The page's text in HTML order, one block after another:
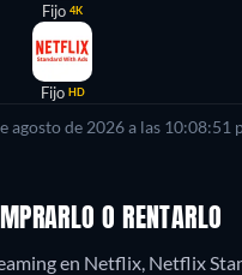
Fijo 4K
Fijo HD
agosto de 2026a las 10:08:51
O RENTARLO
en Netflix, Netflix